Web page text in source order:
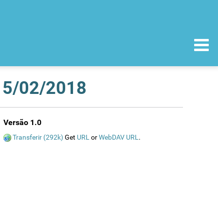
02/2018
Versão 1.0
Transferir (292k) Get URL orWebDAV URL .